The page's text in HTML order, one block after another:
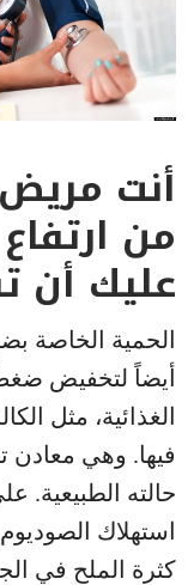
أنت
من
عليك أن
الحمية الخاصة
أيضاً لتخفيض
الغذائية، مثل
فيها. وهي
حالته الطبيعية.
استهلاك
كثرة الملح في